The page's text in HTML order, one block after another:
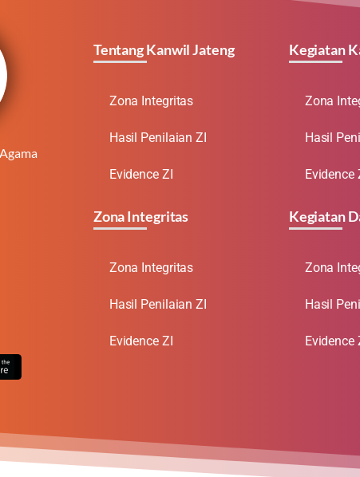
Tentang Kanwil Jateng
Zona Integritas
Hasil Penilaian ZI
Evidence ZI
Zona Integritas
Zona Integritas
Hasil Penilaian ZI
Evidence ZI
Kegiatan
Zona
Hasil
Evidence
Kegiatan
Zona
Hasil
Evidence